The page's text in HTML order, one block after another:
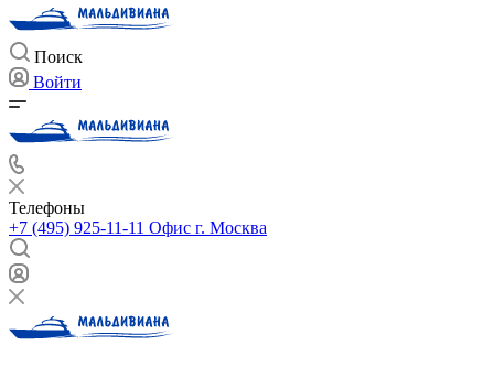
Поиск
Войти
Телефоны
+7 (495) 925-11-11 Офис г. Москва